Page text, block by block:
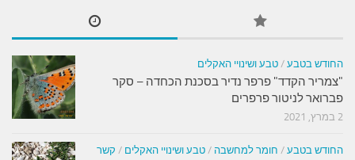
החודש בטבע / טבע ושינויי האקלים
"צמריר הקדד" פרפר נדיר בסכנת הכחדה – סקר
פברואר לניטור פרפרים
2 במרץ, 2021
החודש בטבע / חומר למחשבה / טבע ושינויי האקלים / קשר